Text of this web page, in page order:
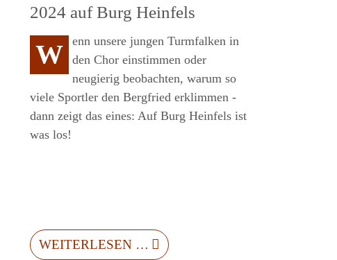
2024 auf Burg Heinfels
W
enn unsere jungen Turmfalken in
den Chor einstimmen oder
neugierig beobachten, warum so
viele Sportler den Bergfried erklimmen -
dann zeigt das eines: Auf Burg Heinfels ist
was los!
WEITERLESEN …